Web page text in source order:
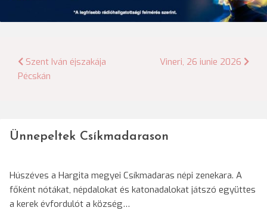
Bejegyzés
Szent Iván éjszakája
Pécskán
Vineri, 26 iunie 2026
Ünnepeltek Csíkmadarason
Húszéves a Hargita megyei Csíkmadaras népi zenekara. A
főként nótákat, népdalokat és katonadalokat játszó együttes
a kerek évfordulót a község…